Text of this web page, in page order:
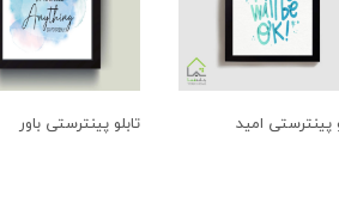
پینترستی امید تابلو پینترستی باور